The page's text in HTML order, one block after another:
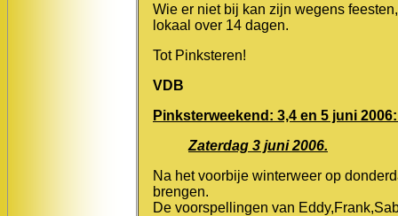
Wie er niet bij kan zijn wegens
lokaal over 14 dagen.
Tot Pinksteren!
VDB
Pinksterweekend: 3,4 en 5 juni
Zaterdag 3 juni 2006.
Na het voorbije winterweer op
brengen.
De voorspellingen van